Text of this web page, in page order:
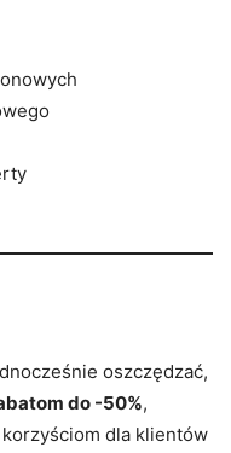
oszczędzać,
do -50%,
dla klientów